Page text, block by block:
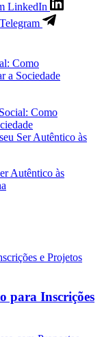
LinkedIn
Como
Ser Autêntico às
para Inscrições